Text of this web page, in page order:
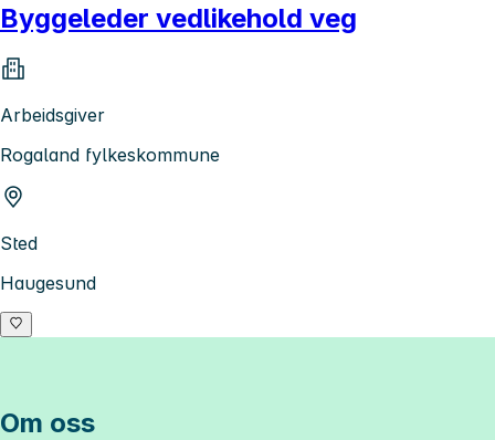
Byggeleder vedlikehold veg
Arbeidsgiver
Rogaland fylkeskommune
Sted
Haugesund
Om oss